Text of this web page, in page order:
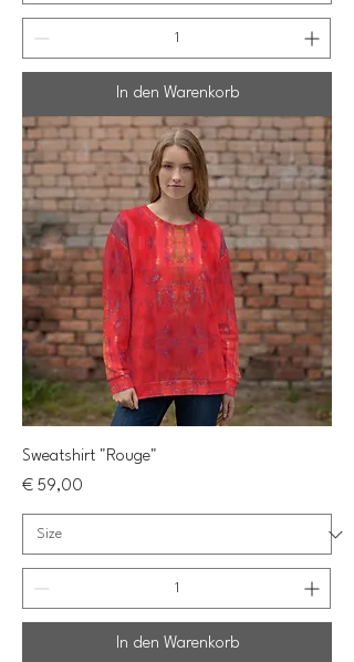
In den Warenkorb
Sweatshirt "Rouge"
Preis
€ 59,00
In den Warenkorb